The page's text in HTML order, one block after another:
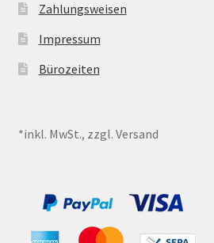
Zahlungsweisen
Impressum
Bürozeiten
*inkl. MwSt., zzgl. Versand